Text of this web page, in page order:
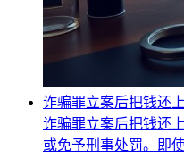
诈骗罪立案后把钱还
诈骗罪立案后把钱还
或免予刑事处罚。即